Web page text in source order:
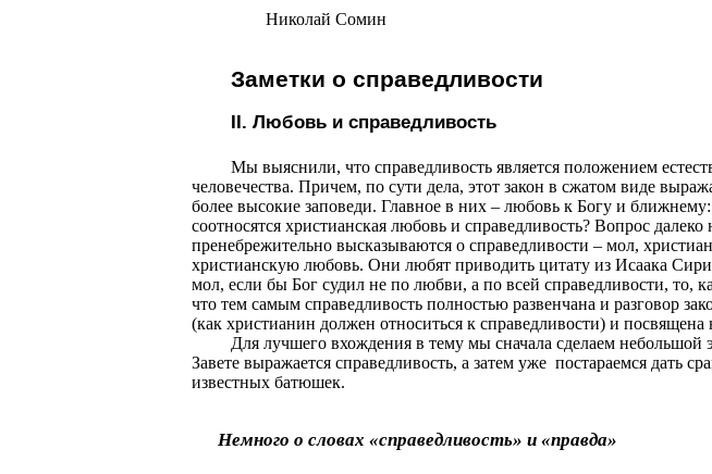
Николай Сомин
Заметки о справедливости
II. Любовь и справедливость
Мы выяснили, что справедливость является положением
человечества. Причем, по сути дела, этот закон в сжатом виде
более высокие заповеди. Главное в них – любовь к Богу и
соотносятся христианская любовь и справедливость? Вопрос
пренебрежительно высказываются о справедливости – мол,
христианскую любовь. Они любят приводить цитату из Исаака
мол, если бы Бог судил не по любви, а по всей справедливости, то,
что тем самым справедливость полностью развенчана и разговор
(как христианин должен относиться к справедливости) и посвящена
Для лучшего вхождения в тему мы сначала сделаем
Завете выражается справедливость, а затем уже постараемся дать
известных батюшек.
Немного о словах «справедливость» и «правда»